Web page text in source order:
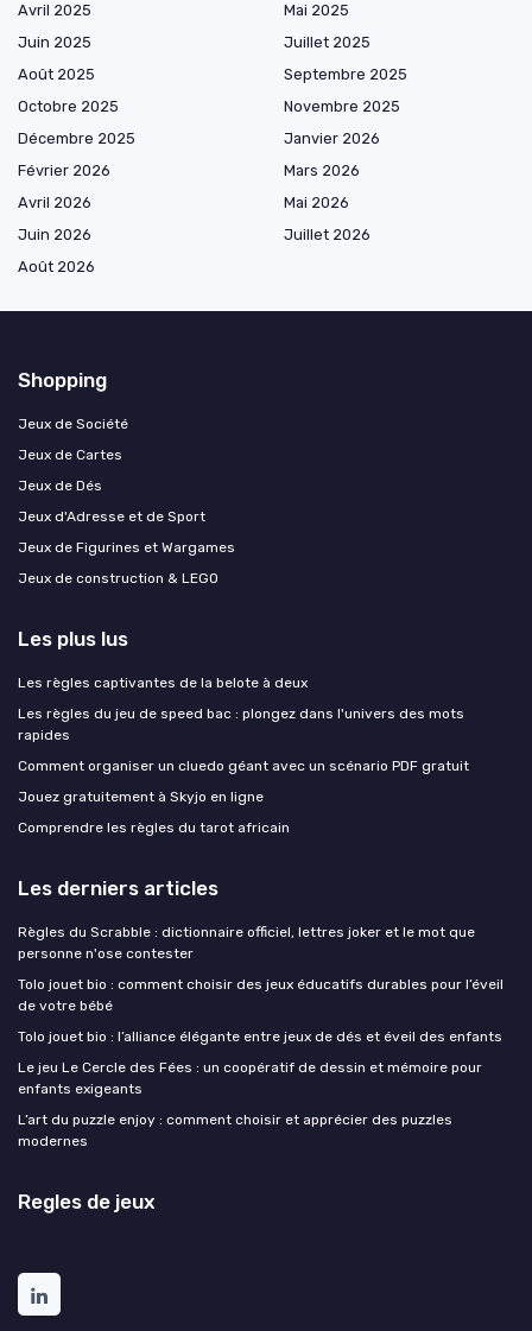
Avril 2025
Mai 2025
Juin 2025
Juillet 2025
Août 2025
Septembre 2025
Octobre 2025
Novembre 2025
Décembre 2025
Janvier 2026
Février 2026
Mars 2026
Avril 2026
Mai 2026
Juin 2026
Juillet 2026
Août 2026
Shopping
Jeux de Société
Jeux de Cartes
Jeux de Dés
Jeux d'Adresse et de Sport
Jeux de Figurines et Wargames
Jeux de construction & LEGO
Les plus lus
Les règles captivantes de la belote à deux
Les règles du jeu de speed bac : plongez dans l'univers des mots
rapides
Comment organiser un cluedo géant avec un scénario PDF gratuit
Jouez gratuitement à Skyjo en ligne
Comprendre les règles du tarot africain
Les derniers articles
Règles du Scrabble : dictionnaire officiel, lettres joker et le mot que
personne n'ose contester
Tolo jouet bio : comment choisir des jeux éducatifs durables pour l’éveil
de votre bébé
Tolo jouet bio : l’alliance élégante entre jeux de dés et éveil des enfants
Le jeu Le Cercle des Fées : un coopératif de dessin et mémoire pour
enfants exigeants
L’art du puzzle enjoy : comment choisir et apprécier des puzzles
modernes
Regles de jeux